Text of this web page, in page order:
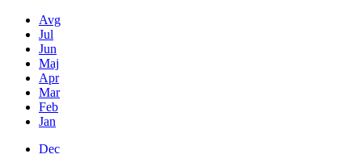
Avg
Jul
Jun
Maj
Apr
Mar
Feb
Jan
Dec